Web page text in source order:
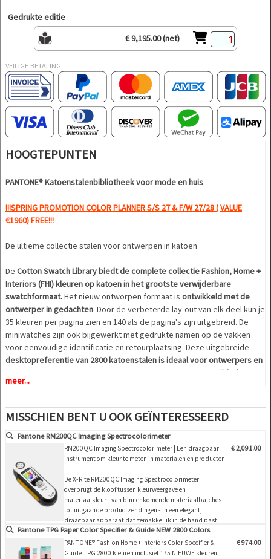
Gedrukte editie
€ 9,195.00 (net)
VEILIGE BETALING
HOOGTEPUNTEN
PANTONE®Katoenstalenbibliotheek voor mode en huis
!!!SPRING PROMOTION COLOR PLANNER S/S 27 & F/W 27/28 ( VALUE
€1960) FREE!!!
De ultieme collectie stalen voor ontwerpen in katoen
De Cotton Swatch Library biedt de complete collectie Fashion, Home +
Interiors (FHI) kleuren op katoen in het grootste verwijderbare
swatchformaat.Het nieuw ontworpen formaat is ontwikkeld met de
ontwerper in gedachten. Door de verbeterde lay-out van elk deel kun je
35 kleuren per pagina zien en 140 als de pagina's zijn uitgebreid. De
miniwatches zijn ook bijgewerkt met gedrukte namen op de vakken
voor eenvoudige identificatie en retourplaatsing. Deze uitgebreide
desktopreferentie van 2800 katoenstalen is ideaal voor ontwerpers en
teams
die werken in textiel, soft goods en kleding. De
verwijderbare,
dubbel gelaagde stalen
Katoenen stalen meten 5 x 5 cmen zijndubbel gelaagd en
ongeruggensteund voor een nauwkeurige kleurvisualisatie.
Verwijderbare stalenzijn een referentie voor ontwerpers, teams en
klanten
Gebruik met onze Nylon Brights en Polyester Swatches om dynamische
kleurverhalen te bouwen
meer...
MISSCHIEN BENT U OOK GEÏNTERESSEERD
Pantone RM200QC Imaging Spectrocolorimeter
RM200QC Imaging Spectrocolorimeter | Een draagbaar
instrument om kleur te meten in materialen en producten
De X-Rite RM200QC Imaging Spectrocolorimeter
overbrugt de kloof tussen kleurweergave en
materiaalkleur - van binnenkomende materiaalbatches
tot uitgaande productzendingen - in een elegant,
draagbaar apparaat dat gemakkelijk in de hand past.
De RM200QC is ontworpen om stabiele
kleurvergelijkingen te maken voor materialen en
producten waar kleurcontrole belangrijk is. Hier zijn sl…
€ 2,091.00
Pantone TPG Paper Color Specifier & Guide NEW 2800 Colors
PANTONE® Fashion Home + Interiors Color Specifier &
Guide TPG 2800 kleuren inclusief 175 NIEUWE kleuren
€ 974.00